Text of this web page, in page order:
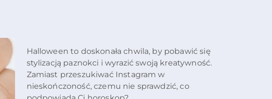
Halloween to doskonała chwila, by pobawić się
stylizacją paznokci i wyrazić swoją kreatywność.
Zamiast przeszukiwać Instagram w
nieskończoność, czemu nie sprawdzić, co